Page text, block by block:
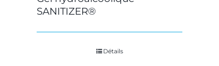
SANITIZER®
Détails